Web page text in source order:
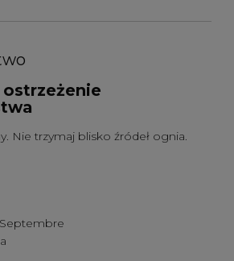
Nie trzymaj blisko źródeł ognia.